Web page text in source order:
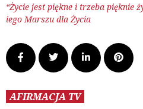
“Życie jest piękne i trzeba pięknie
iego Marszu dla Życia
AFIRMACJA TV